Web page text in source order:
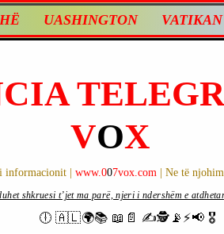
UASHINGTON VATIKAN
VOX
| www.007vox.com | Ne të
🕕 🇦🇱🌍📚 📖📄 ✍🕵️📡⚡️📢 🎖
shkruesi t’jet ma parë, njeri i ndershëm e